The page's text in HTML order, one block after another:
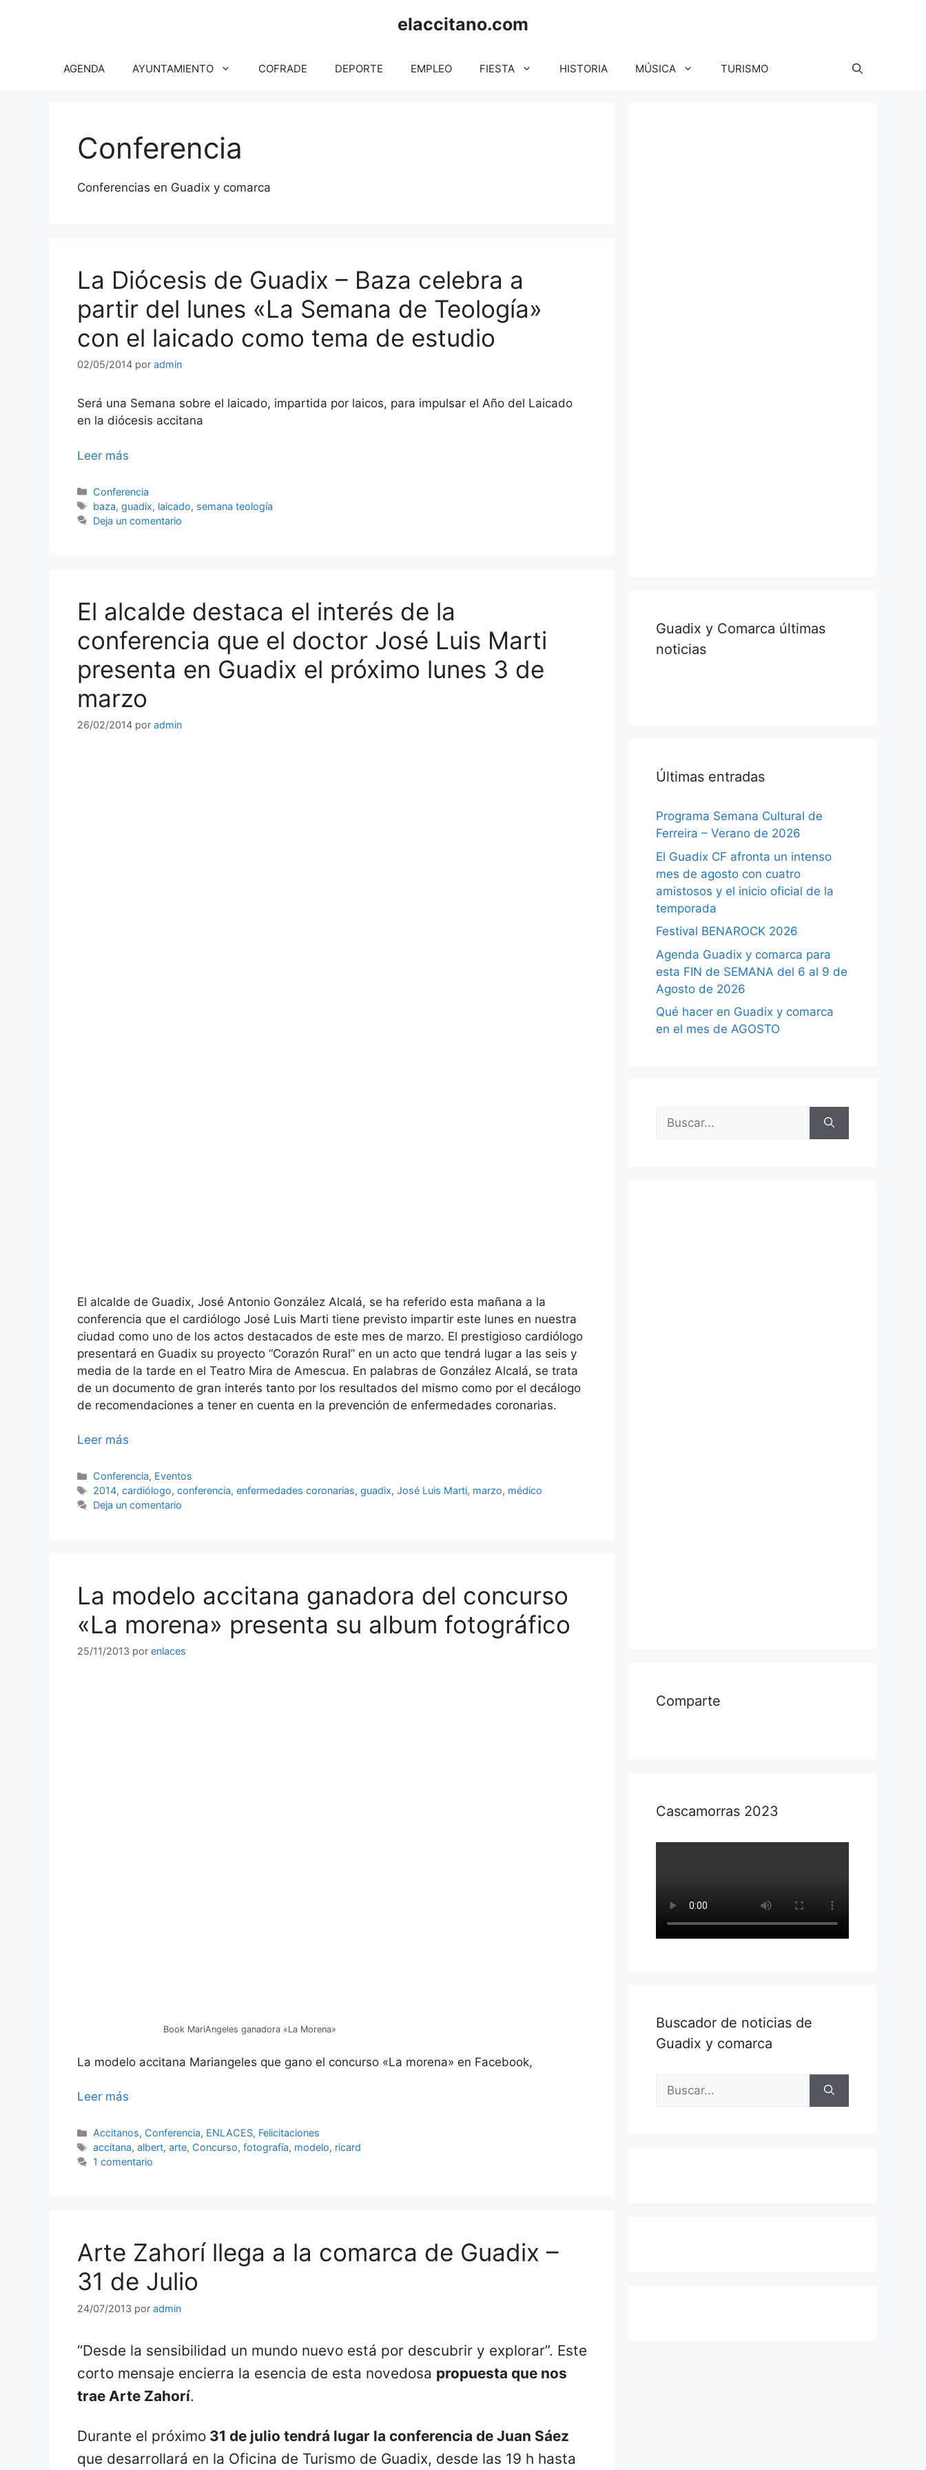
elaccitano.com
AGENDA AYUNTAMIENTO COFRADE DEPORTE EMPLEO FIESTA HISTORIA MÚSICA TURISMO
Conferencia
Conferencias en Guadix y comarca
La Diócesis de Guadix – Baza celebra a
partir del lunes «La Semana de Teología»
con el laicado como tema de estudio
02/05/2014 por admin
Será una Semana sobre el laicado, impartida por laicos, para impulsar el Año del Laicado
en la diócesis accitana
Leer más
Categorías
Conferencia
Etiquetas
baza,guadix, laicado, semana teología
Deja un comentario
El alcalde destaca el interés de la
conferencia que el doctor José Luis Marti
presenta en Guadix el próximo lunes 3 de
marzo
26/02/2014 por admin
El alcalde de Guadix, José Antonio González Alcalá, se ha referido esta mañana a la
conferencia que el cardiólogo José Luis Marti tiene previsto impartir este lunes en nuestra
ciudad como uno de los actos destacados de este mes de marzo. El prestigioso cardiólogo
presentará en Guadix su proyecto “Corazón Rural” en un acto que tendrá lugar a las seis y
media de la tarde en el Teatro Mira de Amescua. En palabras de González Alcalá, se trata
de un documento de gran interés tanto por los resultados del mismo como por el decálogo
de recomendaciones a tener en cuenta en la prevención de enfermedades coronarias.
Leer más
Categorías
Conferencia, Eventos
Etiquetas
2014,cardiólogo,conferencia,enfermedades coronarias,guadix,José Luis Marti, marzo, médico
Deja un comentario
La modelo accitana ganadora del concurso
«La morena» presenta su album fotográfico
25/11/2013 por enlaces
Book MariAngeles ganadora «La Morena»
La modelo accitana Mariangeles que gano el concurso «La morena» en Facebook,
Leer más
Categorías
Accitanos, Conferencia, ENLACES, Felicitaciones
Etiquetas
accitana,albert,arte, Concurso,fotografía, modelo, ricard
1 comentario
Arte Zahorí llega a la comarca de Guadix –
31 de Julio
24/07/2013 por admin
“Desde la sensibilidad un mundo nuevo está por descubrir y explorar”. Este
corto mensaje encierra la esencia de esta novedosa propuesta que nos
trae Arte Zahorí.
Durante el próximo 31 de julio tendrá lugar la conferencia de Juan Sáez
que desarrollará en la Oficina de Turismo de Guadix, desde las 19 h hasta
Guadix y Comarca últimas
noticias
Últimas entradas
Programa Semana Cultural de
Ferreira – Verano de 2026
El Guadix CF afronta un intenso
mes de agosto con cuatro
amistosos y el inicio oficial de la
temporada
Festival BENAROCK 2026
Agenda Guadix y comarca para
esta FIN de SEMANA del 6 al 9 de
Agosto de 2026
Qué hacer en Guadix y comarca
en el mes de AGOSTO
Buscar:
Comparte
Cascamorras 2023
Buscador de noticias de
Guadix y comarca
Buscar: